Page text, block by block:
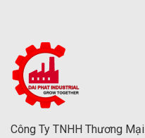
Công Ty TNHH Thương